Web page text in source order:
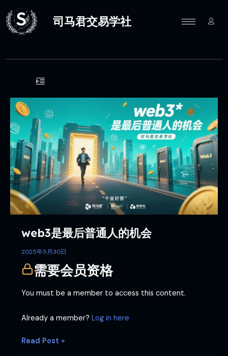
至
内
司马君交易学社
web3是最后普通人的机会
2025年5月30日
需要会员资格
You must be a member to access this content.
Already a member? Log in here
web3
是
最
后
普
通
人
的
机
会
Read Post »